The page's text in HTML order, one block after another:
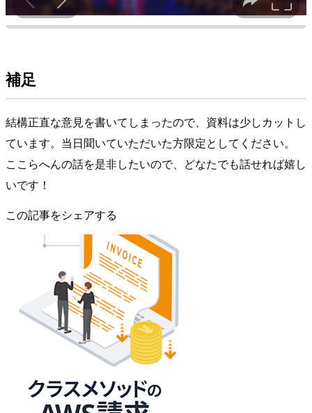
補足
結構正直な意見を書いてしまったので、資料は少しカットし
ています。当日聞いていただいた方限定としてください。
ここらへんの話を是非したいので、どなたでも話せれば嬉し
いです！
この記事をシェアする